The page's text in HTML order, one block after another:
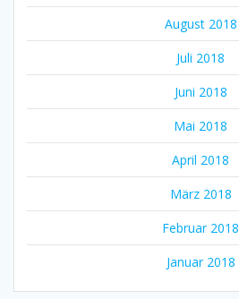
August 2018
Juli 2018
Juni 2018
Mai 2018
April 2018
März 2018
Februar 2018
Januar 2018